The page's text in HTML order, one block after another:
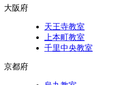
大阪府
天王寺教室
上本町教室
千里中央教室
京都府